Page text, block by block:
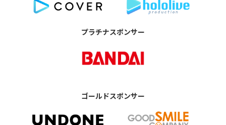
プラチナスポンサー
ゴールドスポンサー